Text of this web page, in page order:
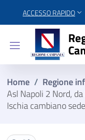
ACCESSO RAPIDO
Home / Regione
Asl Napoli 2 Nord,
Ischia cambiano sede